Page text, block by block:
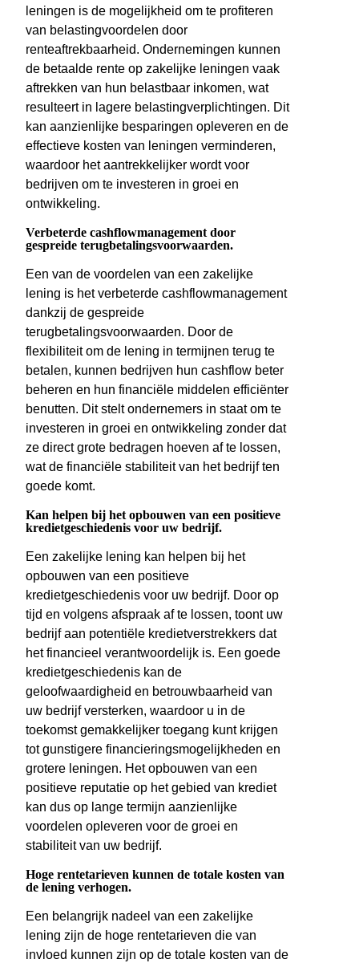
leningen is de mogelijkheid om te profiteren
van belastingvoordelen door
renteaftrekbaarheid. Ondernemingen kunnen
de betaalde rente op zakelijke leningen vaak
aftrekken van hun belastbaar inkomen, wat
resulteert in lagere belastingverplichtingen. Dit
kan aanzienlijke besparingen opleveren en de
effectieve kosten van leningen verminderen,
waardoor het aantrekkelijker wordt voor
bedrijven om te investeren in groei en
ontwikkeling.
Verbeterde cashflowmanagement door
gespreide terugbetalingsvoorwaarden.
Een van de voordelen van een zakelijke
lening is het verbeterde cashflowmanagement
dankzij de gespreide
terugbetalingsvoorwaarden. Door de
flexibiliteit om de lening in termijnen terug te
betalen, kunnen bedrijven hun cashflow beter
beheren en hun financiële middelen efficiënter
benutten. Dit stelt ondernemers in staat om te
investeren in groei en ontwikkeling zonder dat
ze direct grote bedragen hoeven af te lossen,
wat de financiële stabiliteit van het bedrijf ten
goede komt.
Kan helpen bij het opbouwen van een positieve
kredietgeschiedenis voor uw bedrijf.
Een zakelijke lening kan helpen bij het
opbouwen van een positieve
kredietgeschiedenis voor uw bedrijf. Door op
tijd en volgens afspraak af te lossen, toont uw
bedrijf aan potentiële kredietverstrekkers dat
het financieel verantwoordelijk is. Een goede
kredietgeschiedenis kan de
geloofwaardigheid en betrouwbaarheid van
uw bedrijf versterken, waardoor u in de
toekomst gemakkelijker toegang kunt krijgen
tot gunstigere financieringsmogelijkheden en
grotere leningen. Het opbouwen van een
positieve reputatie op het gebied van krediet
kan dus op lange termijn aanzienlijke
voordelen opleveren voor de groei en
stabiliteit van uw bedrijf.
Hoge rentetarieven kunnen de totale kosten van
de lening verhogen.
Een belangrijk nadeel van een zakelijke
lening zijn de hoge rentetarieven die van
invloed kunnen zijn op de totale kosten van de